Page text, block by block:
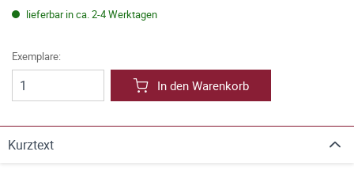
lieferbar in ca. 2-4 Werktagen
Exemplare:
In den Warenkorb
Kurztext